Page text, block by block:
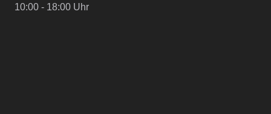
10:00 - 18:00 Uhr